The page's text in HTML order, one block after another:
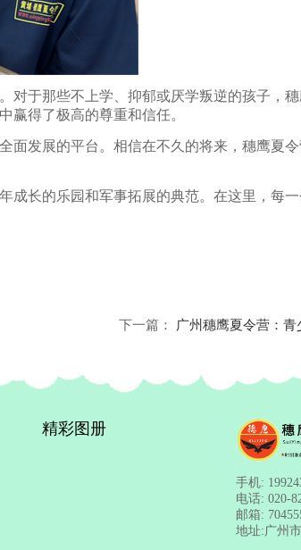
于那些不上学、抑郁或厌学叛逆的孩子，
赢得了极高的尊重和信任。
发展的平台。相信在不久的将来，穗鹰夏
成长的乐园和军事拓展的典范。在这里，每
下一篇： 广州穗鹰夏令营：
精彩图册
手机:
电话: 020-
邮箱:
地址: 广州